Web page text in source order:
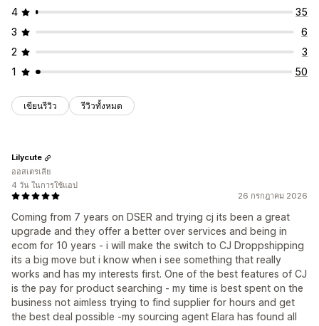
4
35
3
6
2
3
1
50
เขียนรีวิว รีวิวทั้งหมด
26 กรกฎาคม 2026
Coming from 7 years on DSER and trying cj its been a great
upgrade and they offer a better over services and being in
ecom for 10 years - i will make the switch to CJ Droppshipping
its a big move but i know when i see something that really
works and has my interests first. One of the best features of CJ
is the pay for product searching - my time is best spent on the
business not aimless trying to find supplier for hours and get
the best deal possible -my sourcing agent Elara has found all
Lilycute
ออสเตรเลีย
4 วัน ในการใช้แอป